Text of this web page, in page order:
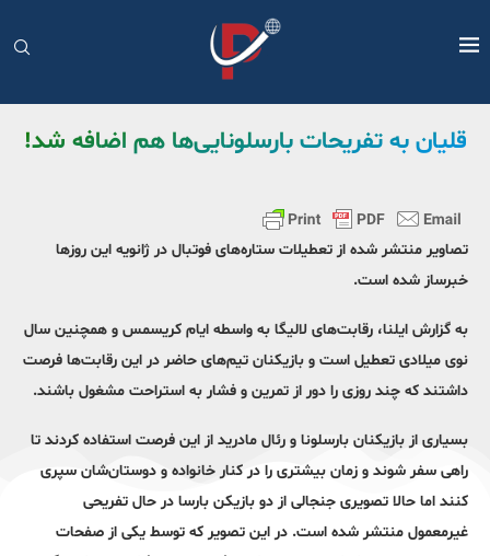
قلیان به تفریحات بارسلونایی‌ها هم اضافه شد!
تصاویر منتشر شده از تعطیلات ستاره‌های فوتبال در ژانویه این روزها
خبرساز شده است.
به گزارش ایلنا، رقابت‌های لالیگا به واسطه ایام کریسمس و همچنین سال
نوی میلادی تعطیل است و بازیکنان تیم‌های حاضر در این رقابت‌ها فرصت
داشتند که چند روزی را دور از تمرین و فشار به استراحت مشغول باشند.
بسیاری از بازیکنان بارسلونا و رئال مادرید از این فرصت استفاده کردند تا
راهی سفر شوند و زمان بیشتری را در کنار خانواده و دوستان‌شان سپری
کنند اما حالا تصویری جنجالی از دو بازیکن بارسا در حال تفریحی
غیرمعمول منتشر شده است. در این تصویر که توسط یکی از صفحات